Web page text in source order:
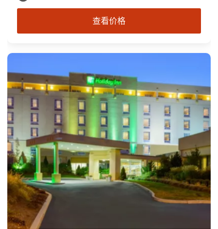
查看价格